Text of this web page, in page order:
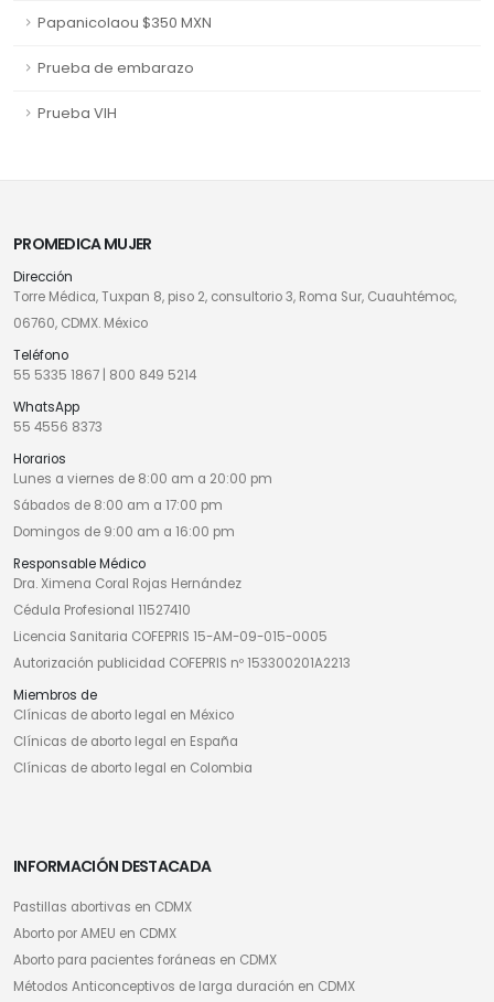
Papanicolaou $350 MXN
Prueba de embarazo
Prueba VIH
PROMEDICA MUJER
Dirección
Torre Médica, Tuxpan 8, piso 2, consultorio 3, Roma Sur, Cuauhtémoc,
06760, CDMX. México
Teléfono
55 5335 1867 | 800 849 5214
WhatsApp
55 4556 8373
Horarios
Lunes a viernes de 8:00 am a 20:00 pm
Sábados de 8:00 am a 17:00 pm
Domingos de 9:00 am a 16:00 pm
Responsable Médico
Dra. Ximena Coral Rojas Hernández
Cédula Profesional 11527410
Licencia Sanitaria COFEPRIS 15-AM-09-015-0005
Autorización publicidad COFEPRIS nº 153300201A2213
Miembros de
Clínicas de aborto legal en México
Clínicas de aborto legal en España
Clínicas de aborto legal en Colombia
INFORMACIÓN DESTACADA
Pastillas abortivas en CDMX
Aborto por AMEU en CDMX
Aborto para pacientes foráneas en CDMX
Métodos Anticonceptivos de larga duración en CDMX